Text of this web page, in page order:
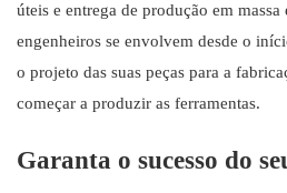
úteis e entrega de produção em massa
engenheiros se envolvem desde o
o projeto das suas peças para a
começar a produzir as ferramentas.
Garanta o sucesso do